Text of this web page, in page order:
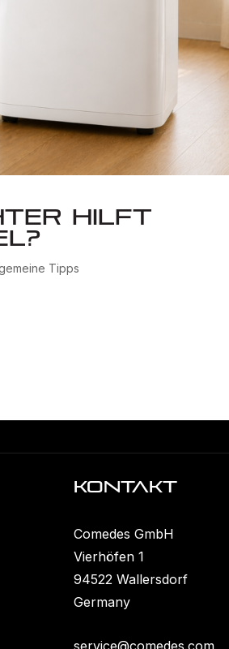
hilft
Tipps
KONTAKT
Comedes GmbH
Vierhöfen 1
94522 Wallersdorf
Germany